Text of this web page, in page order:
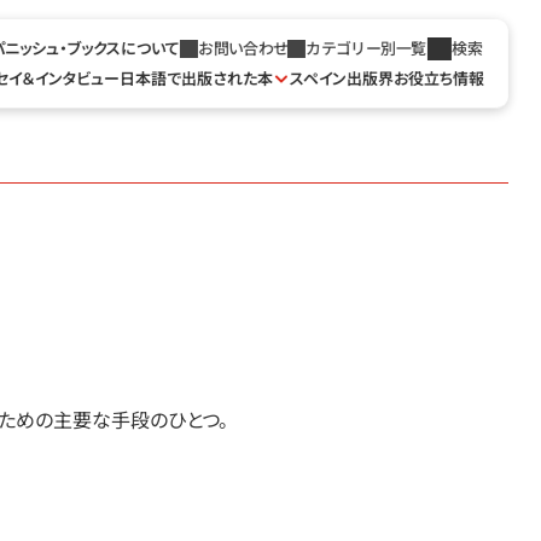
ッシュ・ブックスについて お問い合わせ カテゴリー別一覧
検索
イ＆インタビュー日本語で出版された本 スペイン出版界お役立ち情報
めの主要な手段のひとつ。